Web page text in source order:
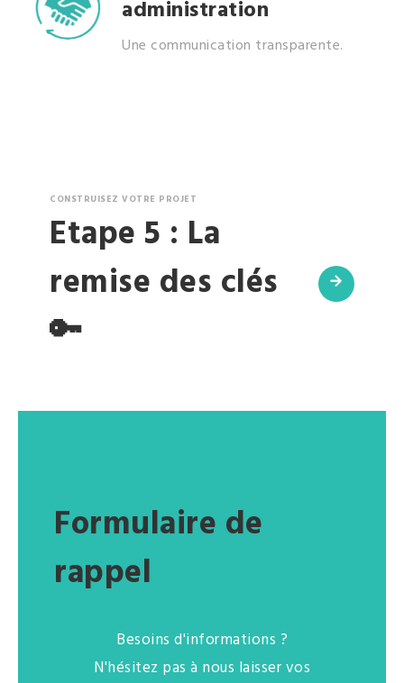
administration
Une communication transparente.
CONSTRUISEZ VOTRE PROJET
Etape 5 : La
remise des clés
🔑
Formulaire de
rappel
Besoins d'informations ?
N'hésitez pas à nous laisser vos